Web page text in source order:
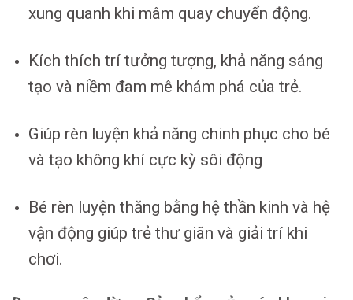
xung quanh khi mâm quay chuyển động.
Kích thích trí tưởng tượng, khả năng sáng
tạo và niềm đam mê khám phá của trẻ.
Giúp rèn luyện khả năng chinh phục cho bé
và tạo không khí cực kỳ sôi động
Bé rèn luyện thăng bằng hệ thần kinh và hệ
vận động giúp trẻ thư giãn và giải trí khi
chơi.